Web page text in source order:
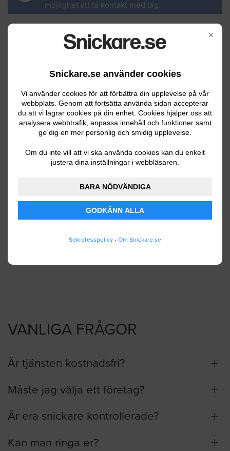
×
Snickare.se använder cookies
Vi använder cookies för att förbättra din upplevelse på vår
webbplats. Genom att fortsätta använda sidan accepterar
du att vi lagrar cookies på din enhet. Cookies hjälper oss att
analysera webbtrafik, anpassa innehåll och funktioner samt
ge dig en mer personlig och smidig upplevelse.
Om du inte vill att vi ska använda cookies kan du enkelt
justera dina inställningar i webbläsaren.
BARA NÖDVÄNDIGA
GODKÄNN ALLA
Sekretesspolicy • Om Snickare.se
möjlighet att ta kontakt med dig.
Ditt för- och efternamn
Din e-postadress
Ditt telefonnummer
mina personuppgifter enligtanvändarvillkoren
VANLIGA FRÅGOR
Är tjänsten kostnadsfri?
Måste jag välja ett företag?
Är era snickare kontrollerade?
Kan man ringa er?